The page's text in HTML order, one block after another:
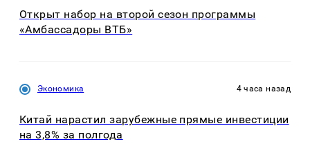
Открыт набор на второй сезон программы
«Амбассадоры ВТБ»
Экономика 4 часа назад
Китай нарастил зарубежные прямые инвестиции
на 3,8% за полгода